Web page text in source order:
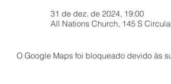
31 de dez. de 2024, 19:00
All Nations Church, 145 S
O Google Maps foi bloqueado devido às